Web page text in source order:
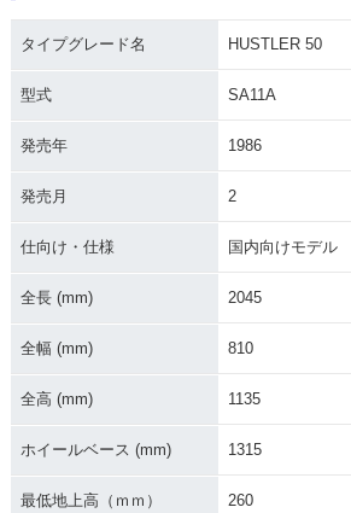
50
1982年 HUSTLER
1981年 HUSTLER
50・マイナーチェン
タイプグレード名 HUSTLER 50
型式 SA11A
発売年 1986
発売月 2
仕向け・仕様 国内向けモデル
全長 (mm) 2045
全幅 (mm) 810
全高 (mm) 1135
ホイールベース (mm) 1315
最低地上高（ｍｍ） 260